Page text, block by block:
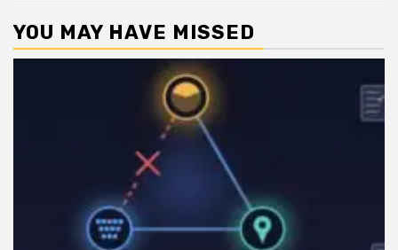
YOU MAY HAVE MISSED